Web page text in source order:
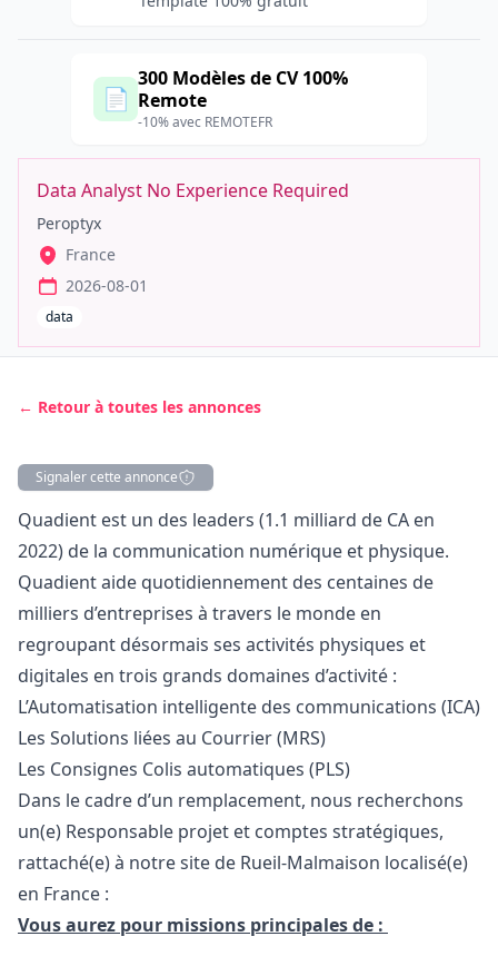
📄
300 Modèles de CV 100%
Remote
-10% avec REMOTEFR
Data Analyst No Experience Required
Peroptyx
France
2026-08-01
data
← Retour à toutes les annonces
Signaler cette annonce
Description
Quadient est un des leaders (1.1 milliard de CA en
2022) de la communication numérique et physique.
Quadient aide quotidiennement des centaines de
milliers d’entreprises à travers le monde en
regroupant désormais ses activités physiques et
digitales en trois grands domaines d’activité :
L’Automatisation intelligente des communications (ICA)
Les Solutions liées au Courrier (MRS)
Les Consignes Colis automatiques (PLS)
Dans le cadre d’un remplacement, nous recherchons
un(e) Responsable projet et comptes stratégiques,
rattaché(e) à notre site de Rueil-Malmaison localisé(e)
en France :
Vous aurez pour missions principales de :